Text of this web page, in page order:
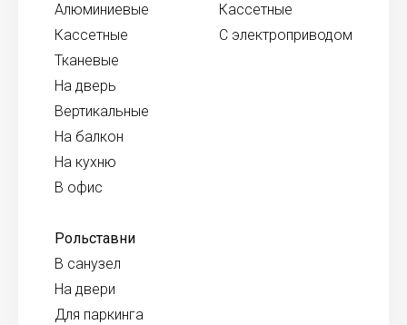
Алюминиевые
Кассетные
Тканевые
На дверь
Вертикальные
На балкон
На кухню
В офис
Кассетные
С электроприводом
Рольставни
В санузел
На двери
Для паркинга